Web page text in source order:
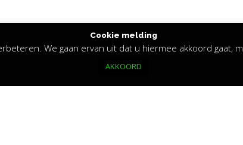
Cookie melding
We gaan ervan uit dat u hiermee akkoord gaat,
AKKOORD